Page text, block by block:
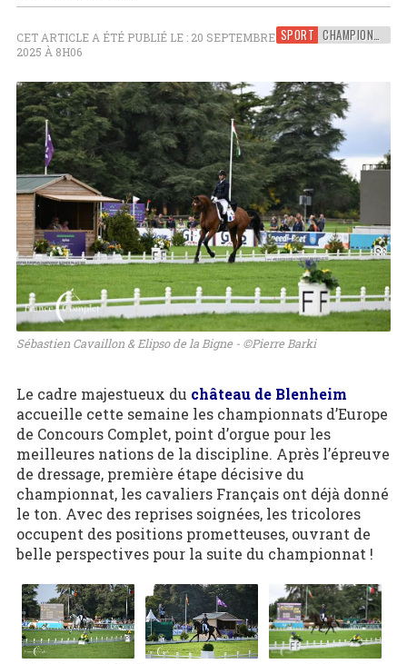
SPORT CHAMPIONNATS D'EUROPE
CET ARTICLE A ÉTÉ PUBLIÉ LE : 20 SEPTEMBRE
2025 À 8H06
Sébastien Cavaillon & Elipso de la Bigne - ©Pierre Barki
Le cadre majestueux du château de Blenheim
accueille cette semaine les championnats d’Europe
de Concours Complet, point d’orgue pour les
meilleures nations de la discipline. Après l’épreuve
de dressage, première étape décisive du
championnat, les cavaliers Français ont déjà donné
le ton. Avec des reprises soignées, les tricolores
occupent des positions prometteuses, ouvrant de
belle perspectives pour la suite du championnat !